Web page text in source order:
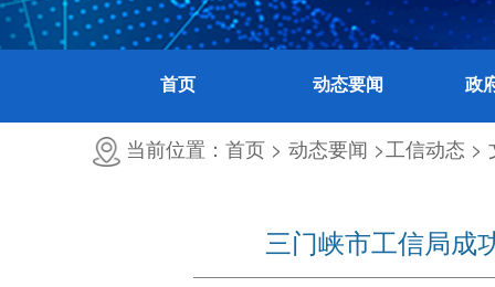
首页 动态要闻 政
当前位置：首页 > 动态要闻 >工信动态 >
三门峡市工信局成